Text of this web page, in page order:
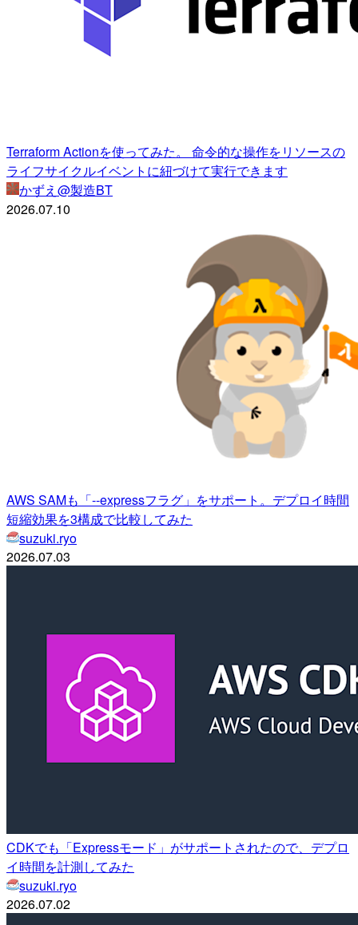
Terraform Actionを使ってみた。 命令的な操作をリソースの
ライフサイクルイベントに紐づけて実行できます
かずえ@製造BT
2026.07.10
AWS SAMも「--expressフラグ」をサポート。デプロイ時間
短縮効果を3構成で比較してみた
suzuki.ryo
2026.07.03
CDKでも「Expressモード」がサポートされたので、デプロ
イ時間を計測してみた
suzuki.ryo
2026.07.02